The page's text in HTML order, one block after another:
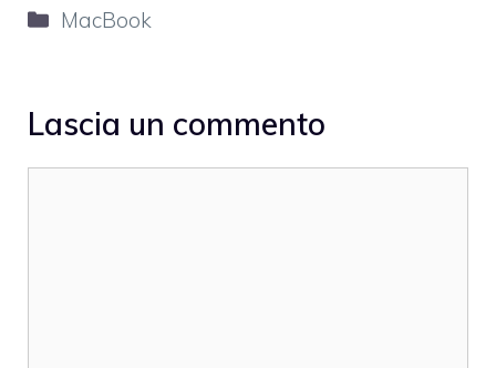
Categorie
MacBook
Lascia un commento